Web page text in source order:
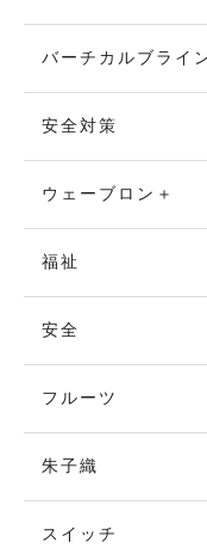
バーチカルブライ
安全対策
ウェーブロン＋
福祉
安全
フルーツ
朱子織
スイッチ